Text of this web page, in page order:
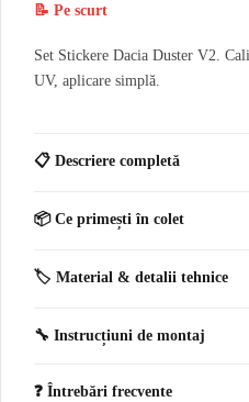
📝 Pe scurt
Set Stickere Dacia Duster V2.
UV, aplicare simplă.
📋 Descriere completă
📦 Ce primești în colet
🏷️ Material & detalii tehnice
🔧 Instrucțiuni de montaj
❓ Întrebări frecvente